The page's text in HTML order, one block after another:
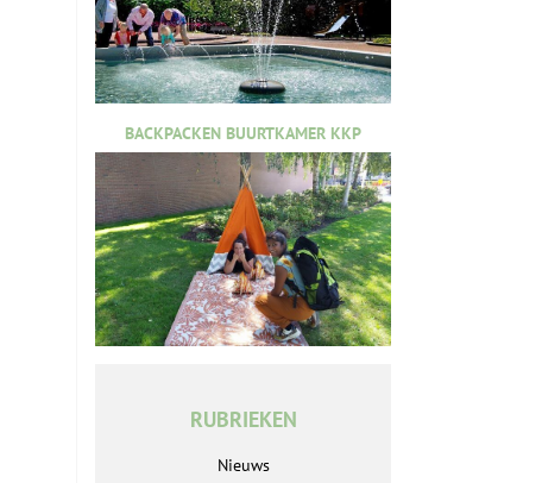
BACKPACKEN BUURTKAMER KKP
RUBRIEKEN
Nieuws